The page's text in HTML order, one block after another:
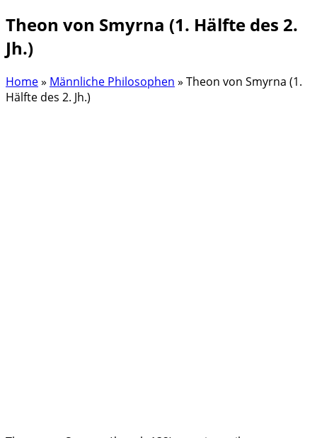
Theon von Smyrna (1. Hälfte des 2.
Jh.)
Home» Männliche Philosophen » Theon von Smyrna (1.
Hälfte des 2. Jh.)